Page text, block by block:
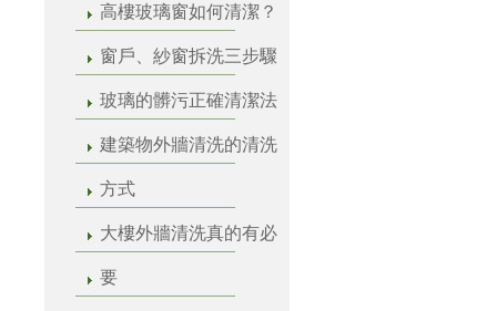
高樓玻璃窗如何清潔？
窗戶、紗窗拆洗三步驟
玻璃的髒污正確清潔法
建築物外牆清洗的清洗
方式
大樓外牆清洗真的有必
要